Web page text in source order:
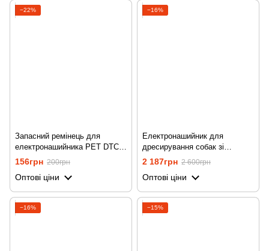
−22%
Запасний ремінець для
електронашийника PET DTC-
800, Жовтий
156грн 200грн
Оптові ціни
−16%
Електронашийник для
дресирування собак зі
струмом, вібрацією та звуком
iPets PET619-1,
Помаранчевий
2 187грн 2 600грн
Оптові ціни
−16% −15%